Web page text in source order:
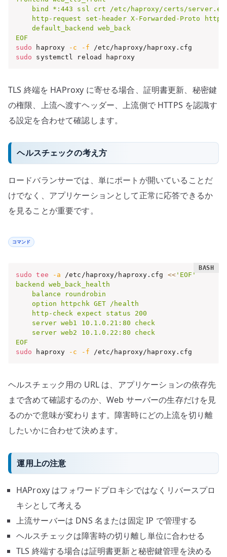
bind *:443 ssl crt /etc/haproxy/certs/
    http-request set-header X-Forwarded-Proto https
    default_backend web_back
EOF
sudo haproxy -c -f
sudo systemctl reload haproxy
TLS 終端を HAProxy に寄せる場合、証明書更新、秘密鍵
の権限、上流へ渡すヘッダー、上流側で HTTPS を認識す
る設定を合わせて確認します。
ヘルスチェックの考え方
ロードバランサーでは、単にポートが開いていることだ
けでなく、アプリケーションとして正常に応答できるか
を見ることが重要です。
コマンド
sudo tee -a /etc/haproxy/haproxy.cfg <<'EOF'
backend web_back_health
    balance roundrobin
    option httpchk GET /health
    http-check expect status 200
    server web1 10.1.0.21:80 check
    server web2 10.1.0.22:80 check
EOF
sudo haproxy -c -f /etc/haproxy/haproxy.cfg
ヘルスチェック用の URL は、アプリケーションの依存先
まで含めて確認するのか、Web サーバーの生存だけを見
るのかで意味が変わります。障害時にどの上流を切り離
したいかに合わせて決めます。
運用上の注意
HAProxy はフォワードプロキシではなくリバースプロ
キシとして考える
上流サーバーは DNS 名または固定 IP で管理する
ヘルスチェックは障害時の切り離し単位に合わせる
TLS 終端する場合は証明書更新と秘密鍵管理を決める